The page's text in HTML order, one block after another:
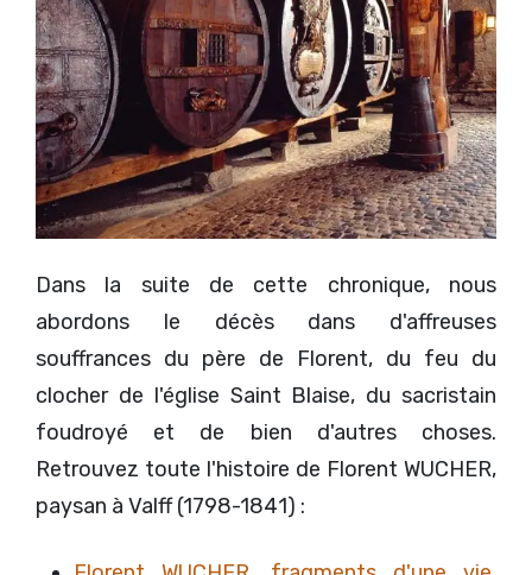
Dans la suite de cette chronique, nous
abordons le décès dans d'affreuses
souffrances du père de Florent, du feu du
clocher de l'église Saint Blaise, du sacristain
foudroyé et de bien d'autres choses.
Retrouvez toute l'histoire de Florent WUCHER,
paysan à Valff (1798-1841) :